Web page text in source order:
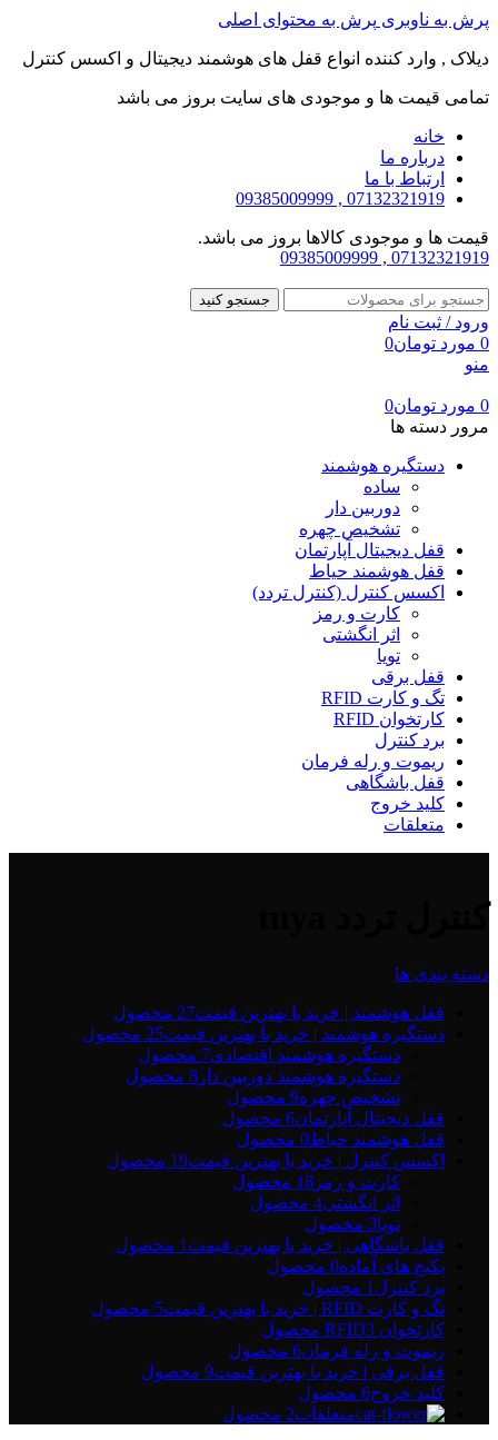
پرش به ناوبری پرش به محتوای اصلی
دیلاک , وارد کننده انواع قفل های هوشمند دیجیتال و اکسس کنترل
تمامی قیمت ها و موجودی های سایت بروز می باشد
خانه
درباره ما
ارتباط با ما
07132321919 , 09385009999
قیمت ها و موجودی کالاها بروز می باشد.
07132321919 , 09385009999
جستجو کنید
ورود / ثبت نام
0 مورد تومان0
منو
0 مورد تومان0
مرور دسته ها
دستگیره هوشمند
ساده
دوربین دار
تشخیص چهره
قفل دیجیتال آپارتمان
قفل هوشمند حیاط
اکسس کنترل (کنترل تردد)
کارت و رمز
اثر انگشتی
تویا
قفل برقی
تگ و کارت RFID
کارتخوان RFID
برد کنترل
ریموت و رله فرمان
قفل باشگاهی
کلید خروج
متعلقات
دسته بندی ها
قفل هوشمند | خرید با بهترین قیمت27 محصول
دستگیره هوشمند | خرید با بهترین قیمت25 محصول
دستگیره هوشمند اقتصادی7 محصول
دستگیره هوشمند دوربین دار 8 محصول
تشخیص چهره9 محصول
قفل دیجیتال آپارتمان6 محصول
قفل هوشمند حیاط0 محصول
اکسس کنترل | خرید با بهترین قیمت19 محصول
کارت و رمز 18 محصول
اثر انگشتی4 محصول
تویا3 محصول
قفل باشگاهی | خرید با بهترین قیمت 1 محصول
پکیج های آماده0 محصول
برد کنترل 1 محصول
تگ و کارت RFID | خرید با بهترین قیمت
5 محصول
کارتخوان RFID 3 محصول
ریموت و رله فرمان6 محصول
قفل برقی | خرید با بهترین قیمت9 محصول
کلید خروج6 محصول
متعلقات2 محصول